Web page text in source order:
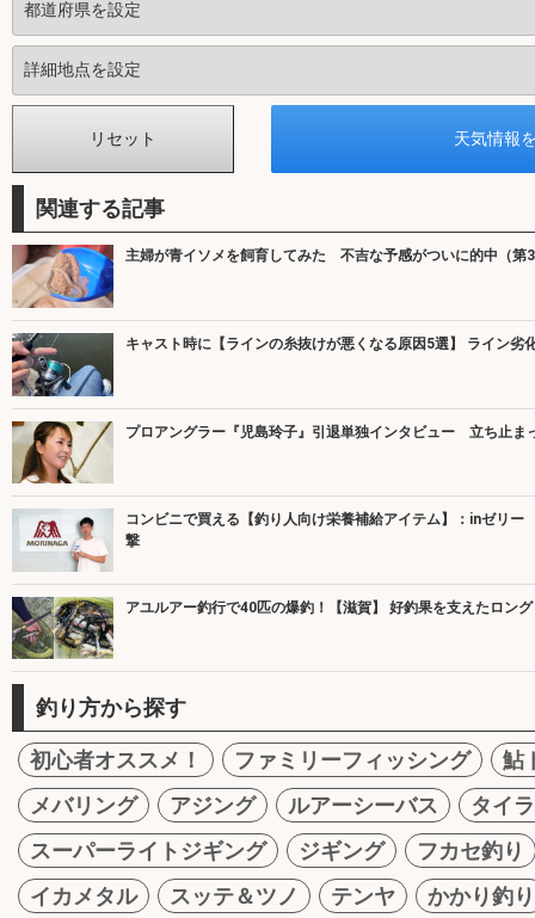
関連する記事
主婦が青イソメを飼育してみた 不吉な予感がついに的中（第
キャスト時に【ラインの糸抜けが悪くなる原因5選】 ライン劣
プロアングラー『児島玲子』引退単独インタビュー 立ち止ま
コンビニで買える【釣り人向け栄養補給アイテム】：inゼリ
撃
アユルアー釣行で40匹の爆釣！【滋賀】 好釣果を支えたロン
釣り方から探す
初心者オススメ！ ファミリーフィッシング
鮎
メバリング
アジング ルアーシーバス
タイ
スーパーライトジギング
ジギング
フカセ釣り
イカメタル
スッテ＆ツノ テンヤ かかり釣り